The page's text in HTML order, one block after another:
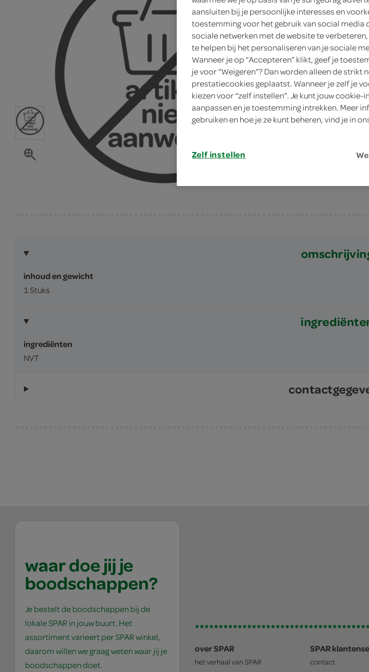
1 Stuks
in winkelmand
Dit product is niet
Let op:
verwerkt in de
inhoud en gewicht
1 Stuks
ingrediënten
NVT
waar doe jij je
boodschappen?
Je bestelt de boodschappen bij de
lokale SPAR in jouw buurt. Het
assortiment varieert per SPAR winkel,
daarom willen we graag weten waar jij je
boodschappen doet.
over SPAR
het verhaal van SPAR
SPAR
contact
aansluiten bij je persoonlijke interesses en
toestemming voor het gebruik van social media
sociale netwerken met de website te
te helpen bij het personaliseren van je sociale
Wanneer je op “Accepteren” klikt, geef je
je voor “Weigeren”? Dan worden alleen de
prestatiecookies geplaatst. Wanneer je zelf je
kiezen voor “zelf instellen”. Je kunt jouw
aanpassen en je toestemming intrekken. Meer
gebruiken en hoe je ze kunt beheren, vind je in
Zelf instellen